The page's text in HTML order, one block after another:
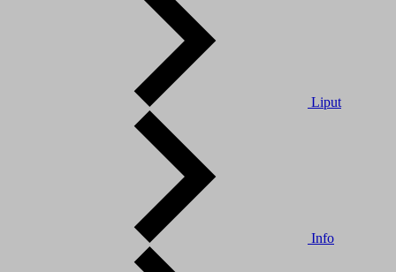
Liput
Info